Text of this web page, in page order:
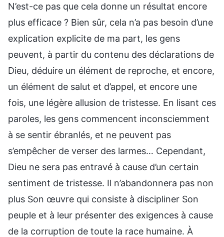
N’est-ce pas que cela donne un résultat encore
plus efficace ? Bien sûr, cela n’a pas besoin d’une
explication explicite de ma part, les gens
peuvent, à partir du contenu des déclarations de
Dieu, déduire un élément de reproche, et encore,
un élément de salut et d’appel, et encore une
fois, une légère allusion de tristesse. En lisant ces
paroles, les gens commencent inconsciemment
à se sentir ébranlés, et ne peuvent pas
s’empêcher de verser des larmes… Cependant,
Dieu ne sera pas entravé à cause d’un certain
sentiment de tristesse. Il n’abandonnera pas non
plus Son œuvre qui consiste à discipliner Son
peuple et à leur présenter des exigences à cause
de la corruption de toute la race humaine. À